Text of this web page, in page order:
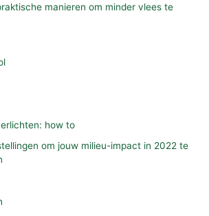
manieren om minder vlees te
how to
om jouw milieu-impact in 2022 te